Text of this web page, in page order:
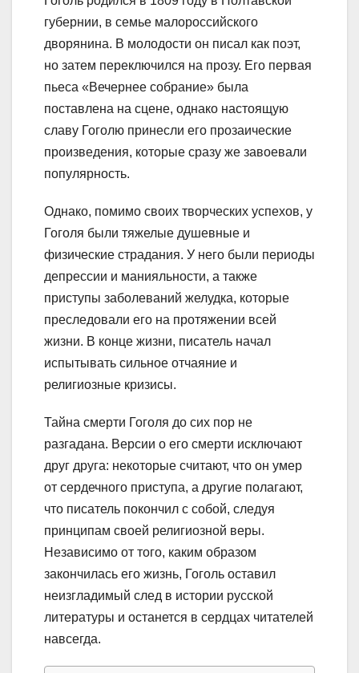
губернии, в семье малороссийского
дворянина. В молодости он писал как поэт,
но затем переключился на прозу. Его первая
пьеса «Вечернее собрание» была
поставлена на сцене, однако настоящую
славу Гоголю принесли его прозаические
произведения, которые сразу же завоевали
популярность.
Однако, помимо своих творческих успехов, у
Гоголя были тяжелые душевные и
физические страдания. У него были периоды
депрессии и манияльности, а также
приступы заболеваний желудка, которые
преследовали его на протяжении всей
жизни. В конце жизни, писатель начал
испытывать сильное отчаяние и
религиозные кризисы.
Тайна смерти Гоголя до сих пор не
разгадана. Версии о его смерти исключают
друг друга: некоторые считают, что он умер
от сердечного приступа, а другие полагают,
что писатель покончил с собой, следуя
принципам своей религиозной веры.
Независимо от того, каким образом
закончилась его жизнь, Гоголь оставил
неизгладимый след в истории русской
литературы и останется в сердцах читателей
навсегда.